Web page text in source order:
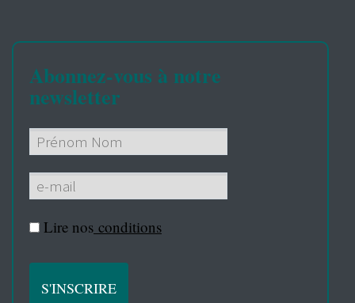
Abonnez-vous à notre
newsletter
Lire nos conditions